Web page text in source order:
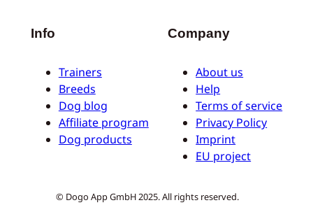
Info
Trainers
Breeds
Dog blog
Affiliate program
Dog products
Company
About us
Help
Terms of service
Privacy Policy
Imprint
EU project
© Dogo App GmbH 2025. All rights reserved.